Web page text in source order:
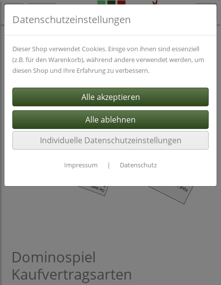
Spiele
Dominospiel
Kaufvertragsarten
Datenschutzeinstellungen
Dieser Shop verwendet Cookies. Einige von ihnen sind essenziell
(z.B. für den Warenkorb), während andere verwendet werden, um
diesen Shop und Ihre Erfahrung zu verbessern.
Individuelle Datenschutzeinstellungen
Impressum | Datenschutz